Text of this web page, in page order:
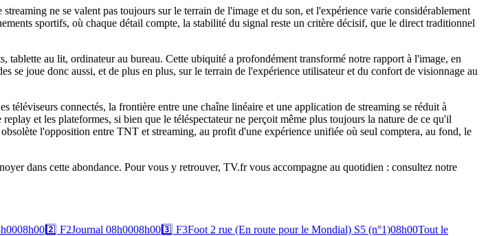
ne se valent pas toujours sur le terrain de l'image et du son, et l'expérience varie considérablement
sportifs, où chaque détail compte, la stabilité du signal reste un critère décisif, que le direct traditionnel
au lit, ordinateur au bureau. Cette ubiquité a profondément transformé notre rapport à l'image, en
joue donc aussi, et de plus en plus, sur le terrain de l'expérience utilisateur et du confort de visionnage au
connectés, la frontière entre une chaîne linéaire et une application de streaming se réduit à
et les plateformes, si bien que le téléspectateur ne perçoit même plus toujours la nature de ce qu'il
l'opposition entre TNT et streaming, au profit d'une expérience unifiée où seul comptera, au fond, le
dans cette abondance. Pour vous y retrouver, TV.fr vous accompagne au quotidien : consultez notre
08h002️⃣ F2Journal 08h0008h003️⃣ F3Foot 2 rue (En route pour le Mondial) S5 (n°1)08h00Tout le